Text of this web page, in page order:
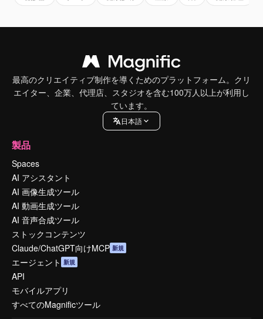
最高のクリエイティブ制作を導くためのプラットフォーム。クリ
エイター、企業、代理店、スタジオを含む100万人以上が利用し
ています。
日本語
製品
Spaces
AI アシスタント
AI 画像生成ツール
AI 動画生成ツール
AI 音声合成ツール
ストックコンテンツ
Claude/ChatGPT向けMCP 新規
エージェント 新規
API
モバイルアプリ
すべてのMagnificツール